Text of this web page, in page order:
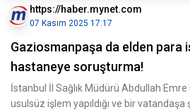
https://haber.mynet.com
07 Kasım 2025 17:17
Gaziosmanpaşa da elden para
hastaneye soruşturma!
İstanbul İl Sağlık Müdürü Abdullah
usulsüz işlem yapıldığı ve bir